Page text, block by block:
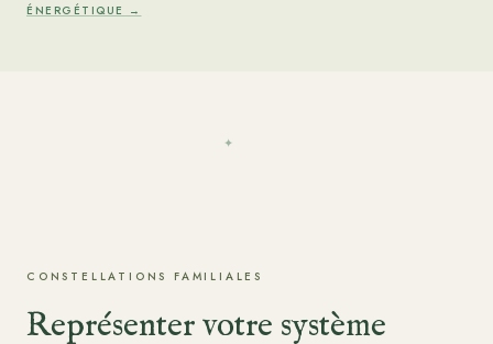
ÉNERGÉTIQUE →
✦
CONSTELLATIONS FAMILIALES
Représenter votre système